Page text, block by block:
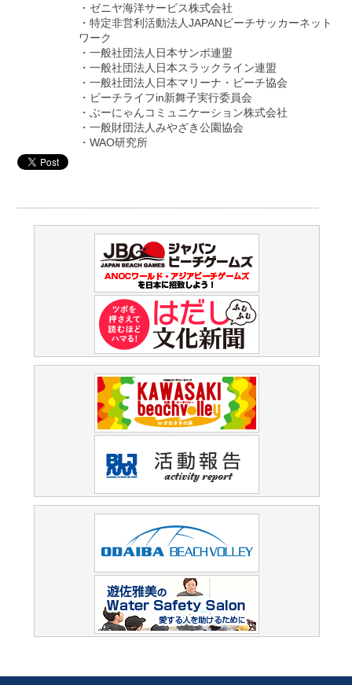
・ゼニヤ海洋サービス株式会社
・特定非営利活動法人JAPANビーチサッカーネット
ワーク
・一般社団法人日本サンボ連盟
・一般社団法人日本スラックライン連盟
・一般社団法人日本マリーナ・ビーチ協会
・ビーチライフin新舞子実行委員会
・ぶーにゃんコミュニケーション株式会社
・一般財団法人みやざき公園協会
・WAO研究所